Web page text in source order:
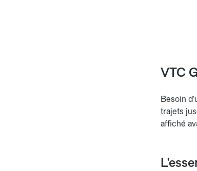
VTC
Besoin
trajets
affiché